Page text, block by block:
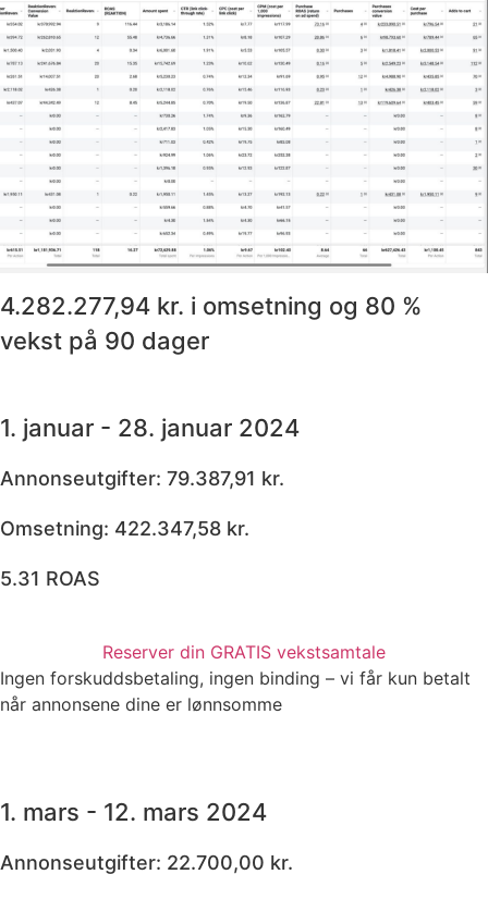
4.282.277,94 kr. i omsetning og 80 %
vekst på 90 dager
1. januar - 28. januar 2024
Annonseutgifter: 79.387,91 kr.
Omsetning: 422.347,58 kr.
5.31 ROAS
Reserver din GRATIS vekstsamtale
Ingen forskuddsbetaling, ingen binding – vi får kun betalt
når annonsene dine er lønnsomme
1. mars - 12. mars 2024
Annonseutgifter: 22.700,00 kr.